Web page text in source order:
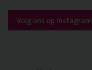
Volg ons op instagram